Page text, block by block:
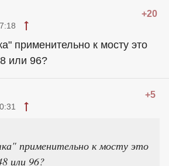
+20
применительно к мосту это
или 96?
+5
применительно к мосту это
или 96?